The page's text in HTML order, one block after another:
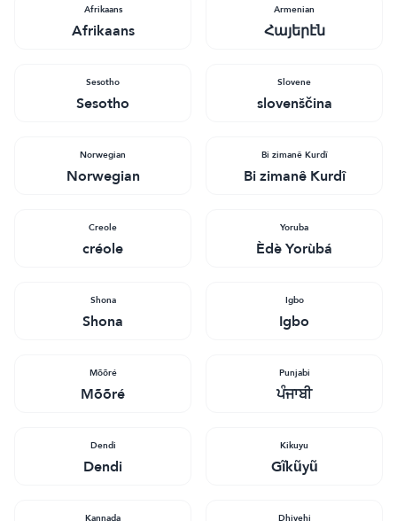
Afrikaans
Afrikaans
Armenian
Հայերէն
Sesotho
Sesotho
Slovene
slovenščina
Norwegian
Norwegian
Bi zimanê Kurdî
Bi zimanê Kurdî
Creole
créole
Yoruba
Èdè Yorùbá
Shona
Shona
Igbo
Igbo
Mõõré
Mõõré
Punjabi
ਪੰਜਾਬੀ
Dendi
Dendi
Kikuyu
Gĩkũyũ